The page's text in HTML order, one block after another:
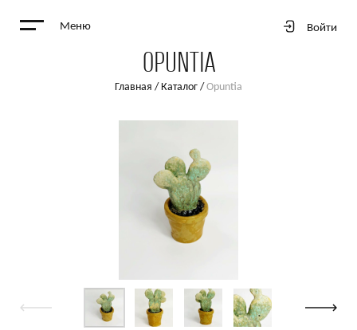
Меню Войти
OPUNTIA
Главная / Каталог / Opuntia